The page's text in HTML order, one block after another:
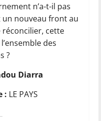
n’a-t-il pas
un nouveau front au
réconcilier, cette
des
?
Diarra
: LE PAYS